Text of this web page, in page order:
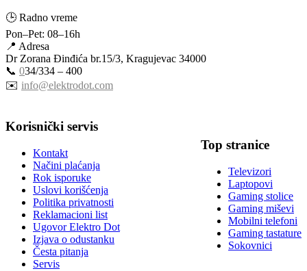
🕒 Radno vreme
Pon–Pet: 08–16h
📍 Adresa
Dr Zorana Đinđića br.15/3, Kragujevac 34000
📞 034/334 – 400
✉️ info@elektrodot.com
Korisnički servis
Kontakt
Načini plaćanja
Rok isporuke
Uslovi korišćenja
Politika privatnosti
Reklamacioni list
Ugovor Elektro Dot
Izjava o odustanku
Česta pitanja
Servis
Top stranice
Televizori
Laptopovi
Gaming stolice
Gaming miševi
Mobilni telefoni
Gaming tastature
Sokovnici